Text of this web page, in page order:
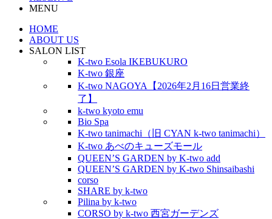
MENU
HOME
ABOUT US
SALON LIST
K-two Esola IKEBUKURO
K-two 銀座
K-two NAGOYA【2026年2月16日営業終
了】
k-two kyoto emu
Bio Spa
K-two tanimachi（旧 CYAN k-two tanimachi）
K-two あべのキューズモール
QUEEN’S GARDEN by K-two add
QUEEN’S GARDEN by K-two Shinsaibashi
corso
SHARE by k-two
Pilina by k-two
CORSO by k-two 西宮ガーデンズ